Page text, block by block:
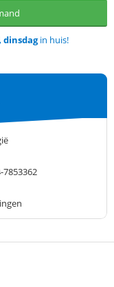
dinsdagin huis!